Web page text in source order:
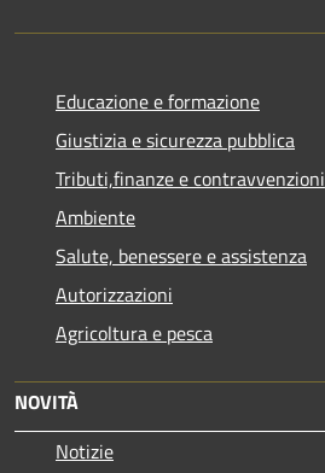
Educazione e formazione
Giustizia e sicurezza pubblica
Tributi,finanze e contravvenzioni
Ambiente
Salute, benessere e assistenza
Autorizzazioni
Agricoltura e pesca
NOVITÀ
Notizie